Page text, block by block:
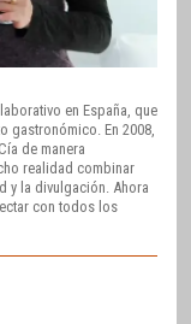
en España, que
gastronómico. En 2008,
de manera
realidad combinar
y la divulgación. Ahora
con todos los